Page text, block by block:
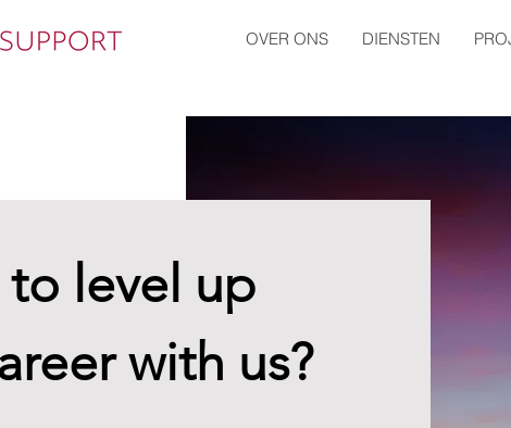
OVER ONS DIENSTEN
to level up
with us?​